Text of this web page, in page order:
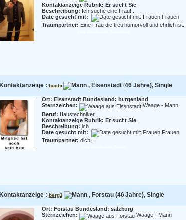
Kontaktanzeige Rubrik: Er sucht Sie
Beschreibung: Ich suche eine Frau!...
Date gesucht mit:
Frauen
Traumpartner: Eine Frau die treu humorvoll und ehrlich ist....
Kontaktanzeige : buchi , Eisenstadt (46 Jahre), Single
Ort: Eisenstadt Bundesland: burgenland
Sternzeichen:
Waage - Mann
Beruf: Haustechniker
Kontaktanzeige Rubrik: Er sucht Sie
Beschreibung: ich...
Date gesucht mit:
Frauen
Traumpartner: dich...
Kontaktanzeige : berg1 , Forstau (46 Jahre), Single
Ort: Forstau Bundesland: salzburg
Sternzeichen:
Waage - Mann